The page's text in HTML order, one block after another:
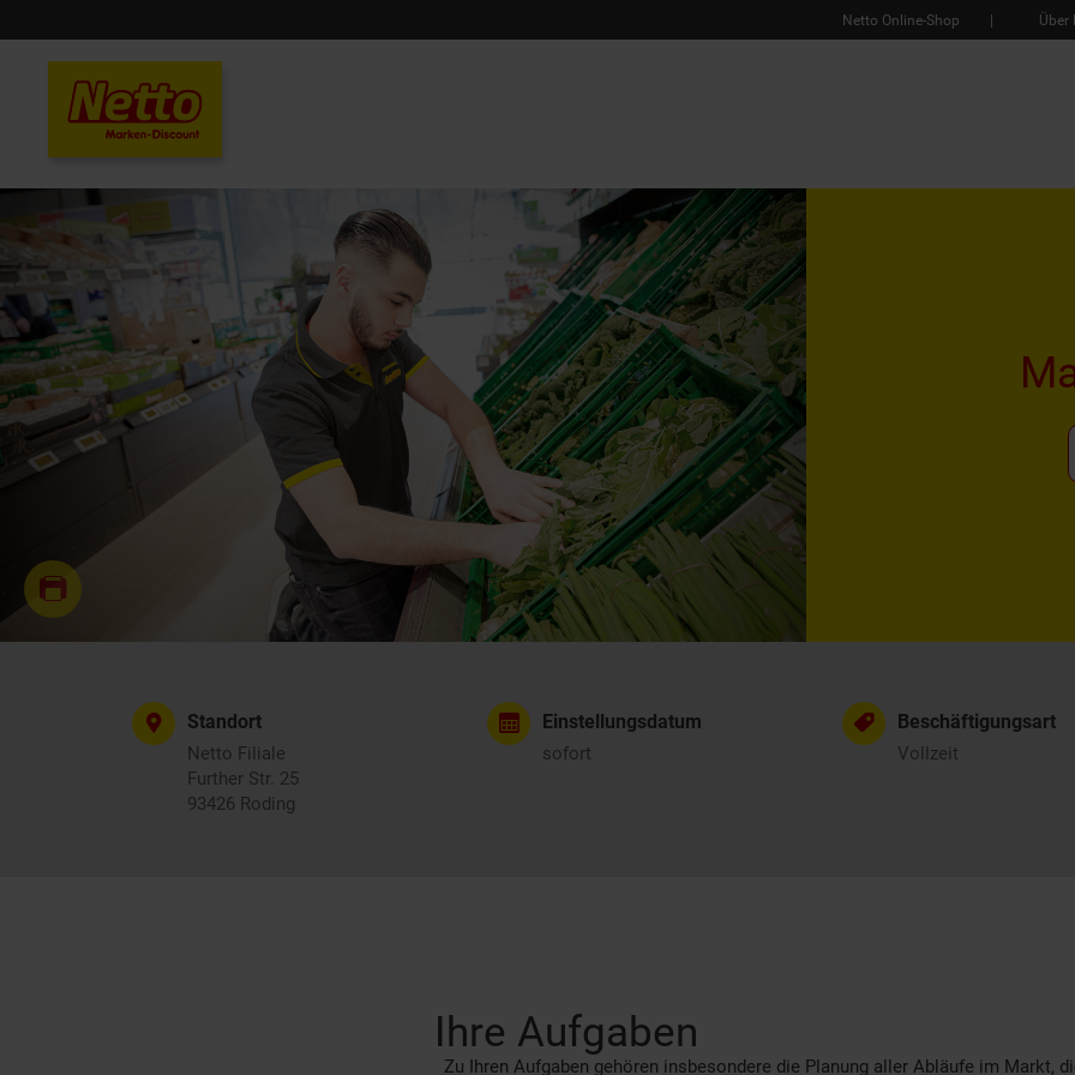
Netto Online-Shop Über
Standort
Netto Filiale
Further Str. 25
93426 Roding
Einstellungsdatum
sofort
Beschäftigungsart
Vollzeit
Ihre Aufgaben
Zu Ihren Aufgaben gehören insbesondere die Planung aller Abläufe im Markt,